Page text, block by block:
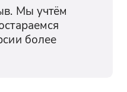
Мы учтём
более